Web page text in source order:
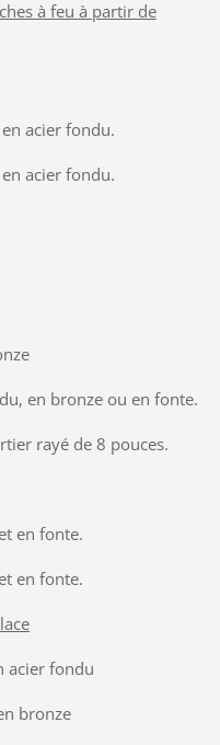
à feu à partir de
acier fondu.
acier fondu.
en bronze ou en fonte.
rayé de 8 pouces.
en fonte.
en fonte.
acier fondu
bronze